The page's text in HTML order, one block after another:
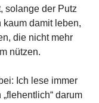
solange der Putz
kaum damit leben,
die nicht mehr
nützen.
Ich lese immer
darum